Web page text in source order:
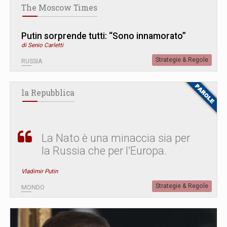
The Moscow Times
Putin sorprende tutti: “Sono innamorato”
di Senio Carletti
RUSSIA Strategie & Regole
la Repubblica
La Nato è una minaccia sia per
la Russia che per l’Europa.
Vladimir Putin
MONDO Strategie & Regole